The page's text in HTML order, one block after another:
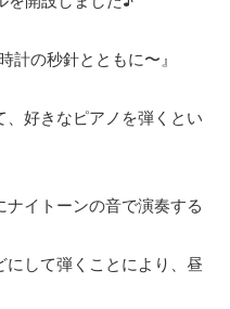
計の秒針とともに〜』
好きなピアノを弾くとい
イトーンの音で演奏する
して弾くことにより、昼